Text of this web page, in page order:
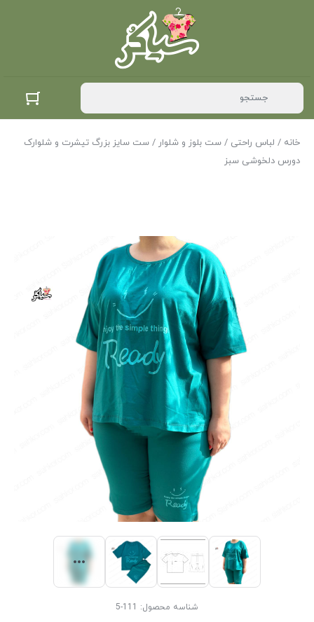
خانه / لباس راحتی / ست بلوز و شلوار / ست سایز بزرگ تیشرت و شلوارک
دورس دلخوشی سبز
شناسه محصول: 111-5